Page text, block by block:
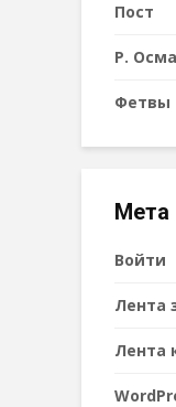
Пост
Р.
Фетвы
Мета
Войти
Лента
Лента